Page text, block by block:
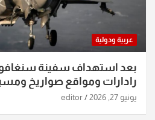
عربية ودولية
بعد استهداف سفينة
رادارات ومواقع صواريخ
الساعات الماضية
يونيو 27, 2026 editor